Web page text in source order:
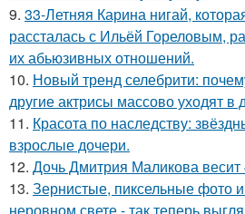
9. 33-Летняя Карина нигай,
рассталась с Ильёй Гореловым,
их абьюзивных отношений.
10. Новый тренд селебрити:
другие актрисы массово уходят в
11. Красота по наследству:
взрослые дочери.
12. Дочь Дмитрия Маликова весит
13. Зернистые, пиксельные фото